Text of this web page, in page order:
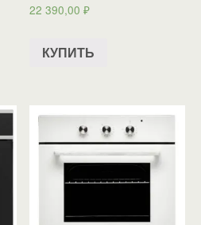
22 390,00₽
КУПИТЬ